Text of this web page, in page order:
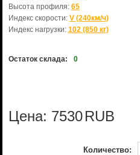
Высота профиля: 65
Индекс скорости: V (240км/ч)
Индекс нагрузки: 102 (850 кг)
Остаток склада: 0
Цена: 7530RUB
Количество: